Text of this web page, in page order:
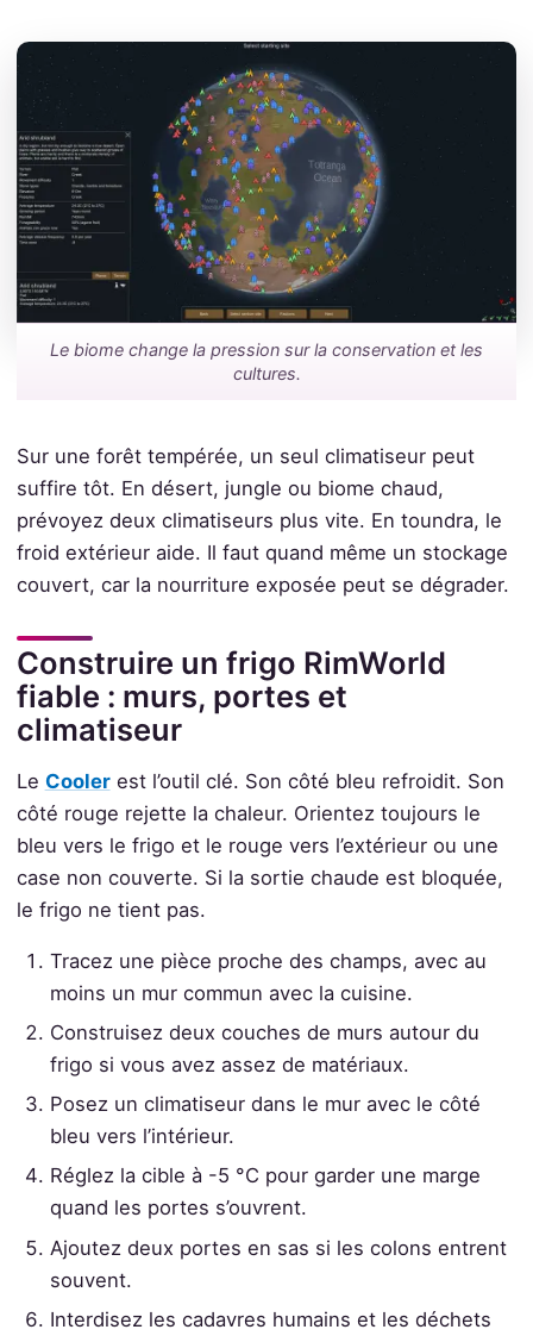
Le biome change la pression sur la conservation et les
cultures.
Sur une forêt tempérée, un seul climatiseur peut
suffire tôt. En désert, jungle ou biome chaud,
prévoyez deux climatiseurs plus vite. En toundra, le
froid extérieur aide. Il faut quand même un stockage
couvert, car la nourriture exposée peut se dégrader.
Construire un frigo RimWorld
fiable : murs, portes et
climatiseur
Le Coolerest l’outil clé. Son côté bleu refroidit. Son
côté rouge rejette la chaleur. Orientez toujours le
bleu vers le frigo et le rouge vers l’extérieur ou une
case non couverte. Si la sortie chaude est bloquée,
le frigo ne tient pas.
Tracez une pièce proche des champs, avec au
moins un mur commun avec la cuisine.
Construisez deux couches de murs autour du
frigo si vous avez assez de matériaux.
Posez un climatiseur dans le mur avec le côté
bleu vers l’intérieur.
Réglez la cible à -5 °C pour garder une marge
quand les portes s’ouvrent.
Ajoutez deux portes en sas si les colons entrent
souvent.
Interdisez les cadavres humains et les déchets